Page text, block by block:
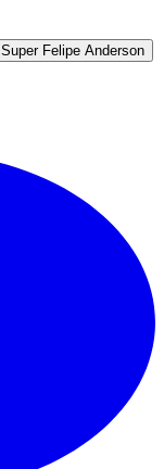
Super Felipe Anderson